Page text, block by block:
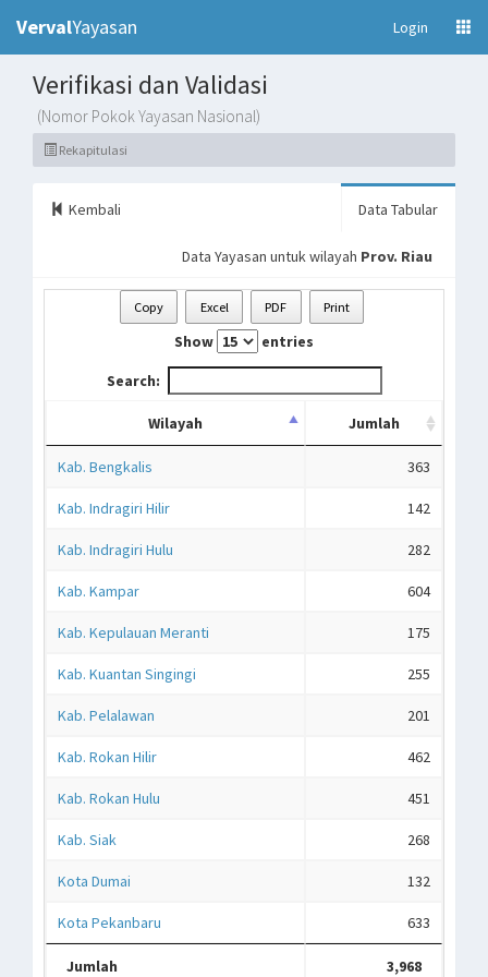
VervalYayasan Login (current)
Verifikasi dan Validasi
(Nomor Pokok Yayasan Nasional)
Rekapitulasi
Data Tabular
Kembali
Data Yayasan untuk wilayah Prov. Riau
Copy Excel PDF Print
Show
entries
Search:
Wilayah Jumlah
Kab. Bengkalis 363
Kab. Indragiri Hilir 142
Kab. Indragiri Hulu 282
Kab. Kampar 604
Kab. Kepulauan Meranti 175
Kab. Kuantan Singingi 255
Kab. Pelalawan 201
Kab. Rokan Hilir 462
Kab. Rokan Hulu 451
Kab. Siak 268
Kota Dumai 132
Kota Pekanbaru 633
Jumlah 3,968